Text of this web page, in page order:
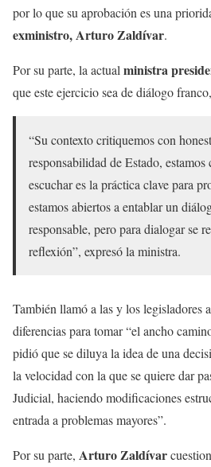
por lo que su aprobación es una
exministro, Arturo Zaldívar.
Por su parte, la actual ministra
que este ejercicio sea de diálogo
“Su contexto critiquemos con
responsabilidad de Estado,
escuchar es la práctica clave para
estamos abiertos a entablar un
responsable, pero para dialogar se
reflexión”, expresó la ministra.
También llamó a las y los legisladores
diferencias para tomar “el ancho
pidió que se diluya la idea de una
la velocidad con la que se quiere dar
Judicial, haciendo modificaciones
entrada a problemas mayores”.
Por su parte, Arturo Zaldívar